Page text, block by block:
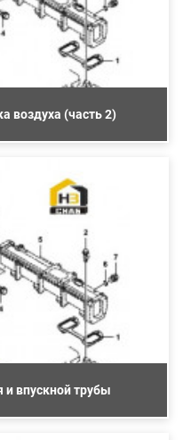
воздуха (часть 2)
и впускной трубы